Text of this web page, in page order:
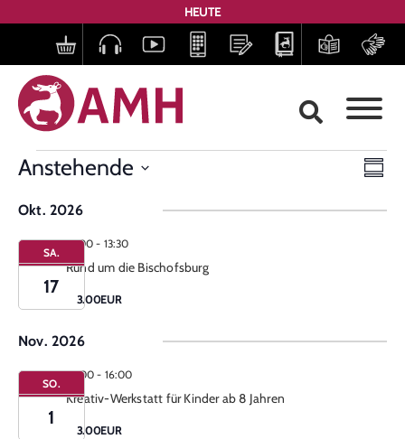
HEUTE
Anstehende
auswählen.
Okt. 2026
SA.
17
12:00 - 13:30
Rund um die Bischofsburg
3.00EUR
Nov. 2026
SO.
1
14:00 - 16:00
Kreativ-Werkstatt für Kinder ab 8 Jahren
3.00EUR